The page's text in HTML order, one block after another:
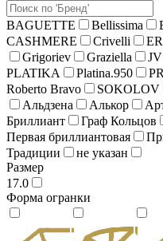
BAGUETTE Bellissima
CASHMERE
Crivelli
Grigoriev
Graziella JV
PLATIKA
Platina.950
Roberto Bravo
SOKOLOV
Альдзена
Алькор
Бриллиант
Граф Кольцов
Первая бриллиантовая
Традиции
не указан
Размер
17.0
Форма огранки